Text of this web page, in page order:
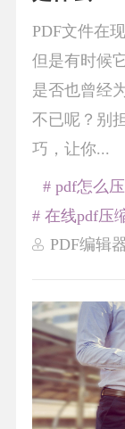
PDF文件在
但是有时候
是否也曾经
不已呢？别
巧，让你...
PDF编辑
# pdf怎么
# 在线pdf压